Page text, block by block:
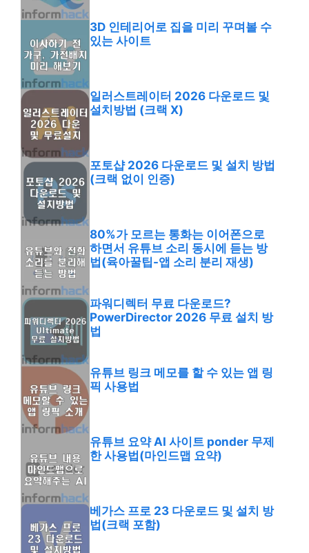
3D 인테리어로 집을 미리 꾸며볼 수
있는 사이트
일러스트레이터 2026 다운로드 및
설치방법 (크랙 X)
포토샵 2026 다운로드 및 설치 방법
(크랙 없이 인증)
80%가 모르는 통화는 이어폰으로
하면서 유튜브 소리 동시에 듣는 방
법(육아꿀팁-앱 소리 분리 재생)
파워디렉터 무료 다운로드?
PowerDirector 2026 무료 설치 방
법
유튜브 링크 메모를 할 수 있는 앱 링
픽 사용법
유튜브 요약 AI 사이트 ponder 무제
한 사용법(마인드맵 요약)
베가스 프로 23 다운로드 및 설치 방
법(크랙 포함)